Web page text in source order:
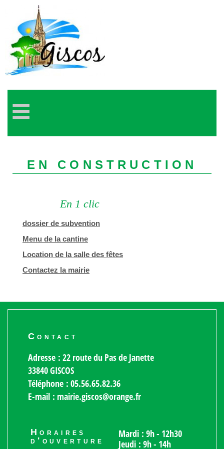
≡
EN CONSTRUCTION
En 1 clic
dossier de subvention
Menu de la cantine
Location de la salle des fêtes
Contactez la mairie
Contact
Adresse : 22 route du Pas de Janette
33840 GISCOS
Téléphone : 05.56.65.82.36
E-mail : mairie.giscos@orange.fr
Horaires
d'ouverture
Mardi : 9h - 12h30
Jeudi : 9h - 14h